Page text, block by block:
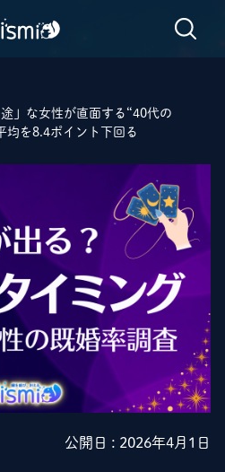
」な女性が直面する“40代の
均を8.4ポイント下回る
公開日 : 2026年4月1日